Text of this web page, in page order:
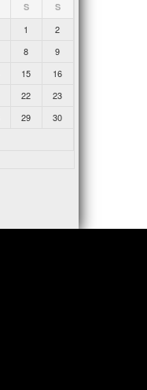
S S
1
2
8
9
15
16
22
23
29
30